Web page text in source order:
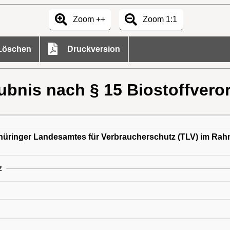
Zoom ++ Zoom 1:1
Druckversion
nach § 15
Landesamtes für Verbraucherschutz (TLV) im